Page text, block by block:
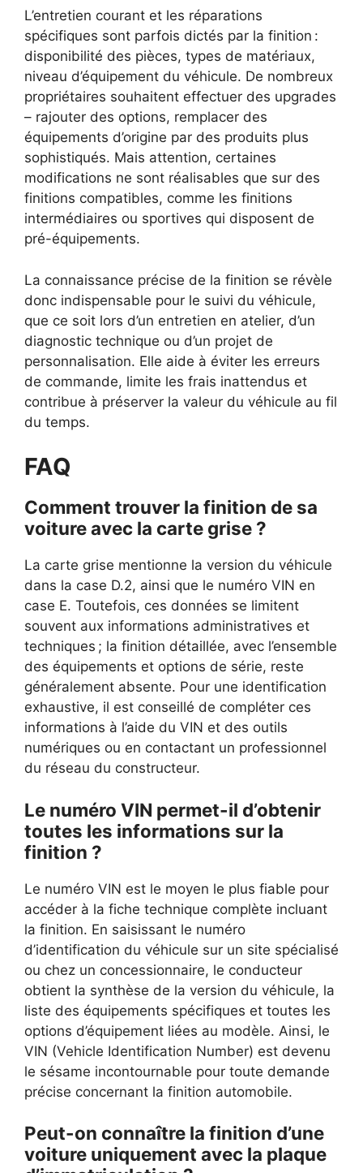
L’entretien courant et les réparations
spécifiques sont parfois dictés par la finition :
disponibilité des pièces, types de matériaux,
niveau d’équipement du véhicule. De nombreux
propriétaires souhaitent effectuer des upgrades
– rajouter des options, remplacer des
équipements d’origine par des produits plus
sophistiqués. Mais attention, certaines
modifications ne sont réalisables que sur des
finitions compatibles, comme les finitions
intermédiaires ou sportives qui disposent de
pré-équipements.
La connaissance précise de la finition se révèle
donc indispensable pour le suivi du véhicule,
que ce soit lors d’un entretien en atelier, d’un
diagnostic technique ou d’un projet de
personnalisation. Elle aide à éviter les erreurs
de commande, limite les frais inattendus et
contribue à préserver la valeur du véhicule au fil
du temps.
FAQ
Comment trouver la finition de sa
voiture avec la carte grise ?
La carte grise mentionne la version du véhicule
dans la case D.2, ainsi que le numéro VIN en
case E. Toutefois, ces données se limitent
souvent aux informations administratives et
techniques ; la finition détaillée, avec l’ensemble
des équipements et options de série, reste
généralement absente. Pour une identification
exhaustive, il est conseillé de compléter ces
informations à l’aide du VIN et des outils
numériques ou en contactant un professionnel
du réseau du constructeur.
Le numéro VIN permet-il d’obtenir
toutes les informations sur la
finition ?
Le numéro VIN est le moyen le plus fiable pour
accéder à la fiche technique complète incluant
la finition. En saisissant le numéro
d’identification du véhicule sur un site spécialisé
ou chez un concessionnaire, le conducteur
obtient la synthèse de la version du véhicule, la
liste des équipements spécifiques et toutes les
options d’équipement liées au modèle. Ainsi, le
VIN (Vehicle Identification Number) est devenu
le sésame incontournable pour toute demande
précise concernant la finition automobile.
Peut-on connaître la finition d’une
voiture uniquement avec la plaque